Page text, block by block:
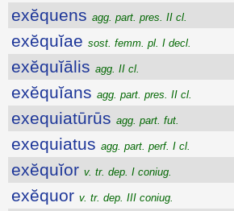
exĕquens agg. part. pres. II cl.
exĕquĭae sost. femm. pl. I decl.
exĕquĭālis agg. II cl.
exĕquĭans agg. part. pres. II cl.
exequiatūrūs agg. part. fut.
exequiatus agg. part. perf. I cl.
exĕquĭor v. tr. dep. I coniug.
exĕquor v. tr. dep. III coniug.